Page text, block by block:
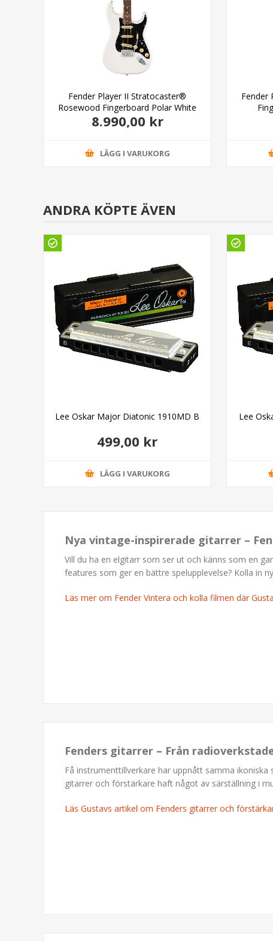
Fender Player II Stratocaster®
Rosewood Fingerboard Polar White
8.990,00 kr
LÄGG I VARUKORG
Fender
ANDRA KÖPTE ÄVEN
Lee Oskar Major Diatonic 1910MD B
499,00 kr
LÄGG I VARUKORG
Lee
Nya vintage-inspirerade gitarrer –
Vill du ha en elgitarr som ser ut och känns som en
features som ger en bättre spelupplevelse? Kolla in
Läs mer om Fender Vintera och kolla filmen där
Fenders gitarrer – Från
Få instrumenttillverkare har uppnått samma
gitarrer och förstärkare haft något av särställning i
Läs Gustavs artikel om Fenders gitarrer och